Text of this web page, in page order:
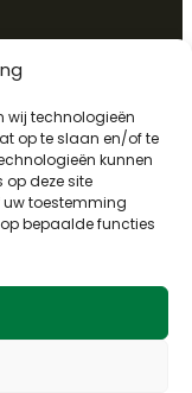
wij technologieën
op te slaan en/of te
kunnen
op deze site
uw toestemming
bepaalde functies